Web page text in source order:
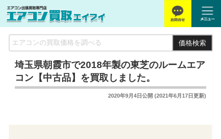
価格検索
埼玉県朝霞市で2018年製の東芝のルームエア
コン【中古品】を買取しました。
2020年9月4日公開 (2021年6月17日更新)